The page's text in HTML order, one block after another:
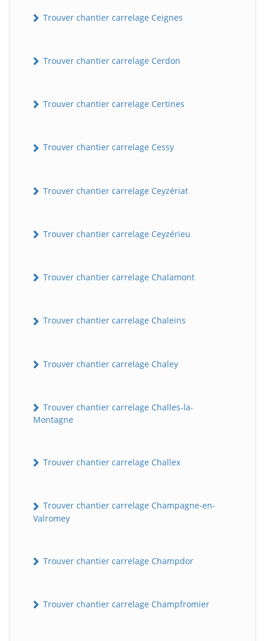
Trouver chantier carrelage Ceignes
Trouver chantier carrelage Cerdon
Trouver chantier carrelage Certines
Trouver chantier carrelage Cessy
Trouver chantier carrelage Ceyzériat
Trouver chantier carrelage Ceyzérieu
Trouver chantier carrelage Chalamont
Trouver chantier carrelage Chaleins
Trouver chantier carrelage Chaley
Trouver chantier carrelage Challes-la-
Montagne
Trouver chantier carrelage Challex
Trouver chantier carrelage Champagne-en-
Valromey
Trouver chantier carrelage Champdor
Trouver chantier carrelage Champfromier